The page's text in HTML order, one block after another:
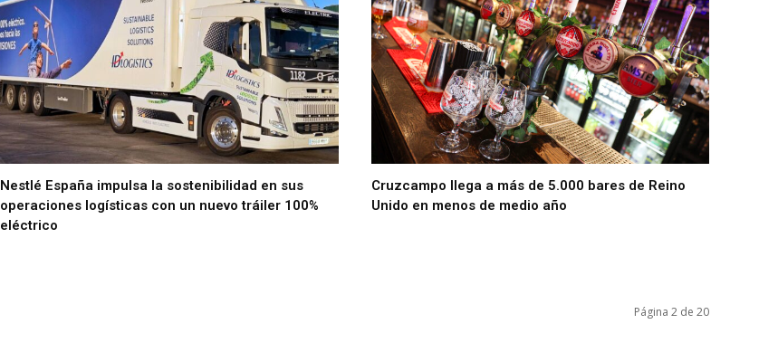
Nestlé España impulsa la sostenibilidad en sus
operaciones logísticas con un nuevo tráiler 100%
eléctrico
Cruzcampo llega a más de 5.000 bares de Reino
Unido en menos de medio año
Página 2 de 20